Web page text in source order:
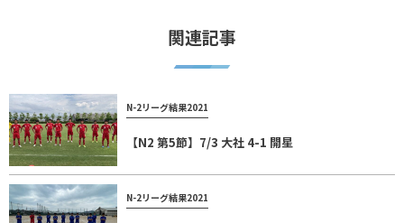
関連記事
N-2リーグ結果2021
【N2 第5節】7/3 大社 4-1 開星
N-2リーグ結果2021